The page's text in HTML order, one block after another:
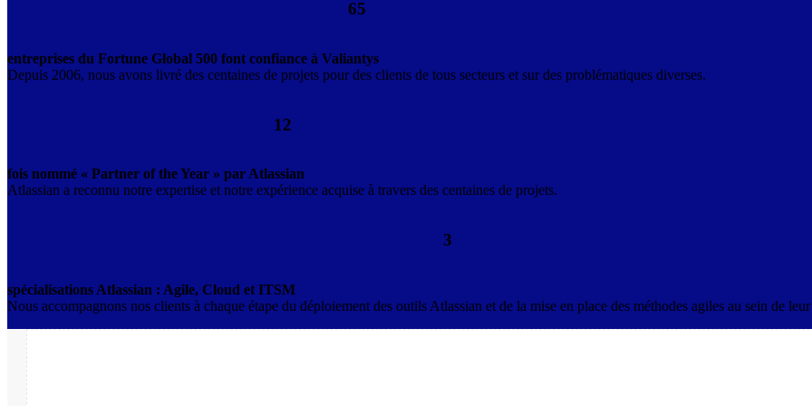
65
entreprises du Fortune Global 500 font confiance à Valiantys
Depuis 2006, nous avons livré des centaines de projets pour des clients de tous secteurs et sur des problématiques diverses.
12
fois nommé « Partner of the Year » par Atlassian
Atlassian a reconnu notre expertise et notre expérience acquise à travers des centaines de projets.
3
spécialisations Atlassian : Agile, Cloud et ITSM
Nous accompagnons nos clients à chaque étape du déploiement des outils Atlassian et de la mise en place des méthodes agiles au sein de